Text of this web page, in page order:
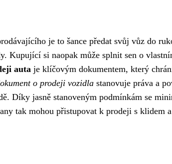
je to šance předat svůj vůz do
Kupující si naopak může splnit sen o
auta je klíčovým dokumentem, který
o prodeji vozidla stanovuje práva a
Díky jasně stanoveným podmínkám se
tak mohou přistupovat k prodeji s klidem a